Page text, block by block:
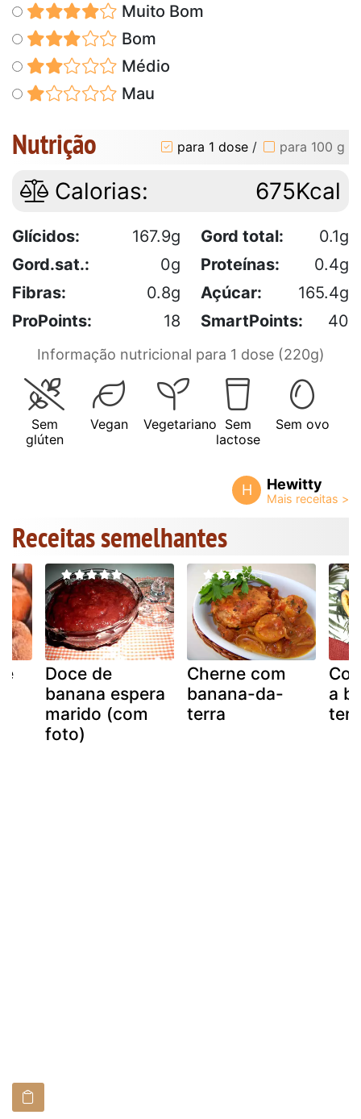
Muito Bom
Bom
Médio
Mau
Nutrição para 1 dose / para 100 g
Calorias: 675Kcal
Glícidos: 167.9g Gord total:
0.1g
Gord.sat.:
0g Proteínas:
0.4g
Fibras:
0.8g Açúcar:
165.4g
ProPoints:
18 SmartPoints: 40
Informação nutricional para 1 dose (220g)
Sem
glúten
Vegan Vegetariano Sem
lactose
Sem ovo
H Hewitty
Receitas semelhantes
Doce de
banana espera
marido (com
foto)
Cherne com
banana-da-
terra
a